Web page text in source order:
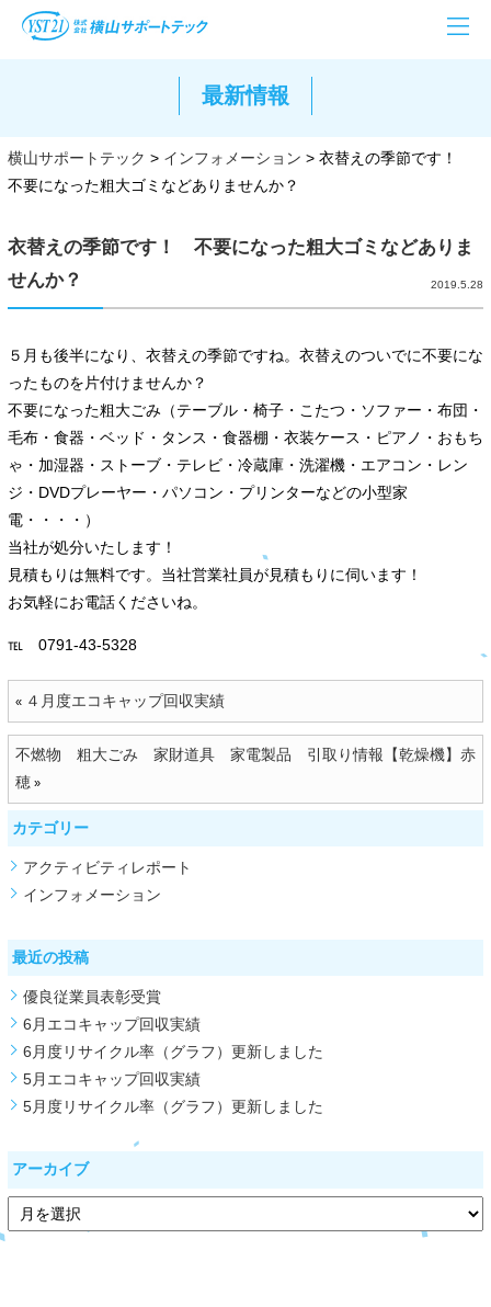
最新情報
横山サポートテック > インフォメーション > 衣替えの季節です！
不要になった粗大ゴミなどありませんか？
衣替えの季節です！ 不要になった粗大ゴミなどありま
せんか？
2019.5.28
５月も後半になり、衣替えの季節ですね。衣替えのついでに不要にな
ったものを片付けませんか？
不要になった粗大ごみ（テーブル・椅子・こたつ・ソファー・布団・
毛布・食器・ベッド・タンス・食器棚・衣装ケース・ピアノ・おもち
ゃ・加湿器・ストーブ・テレビ・冷蔵庫・洗濯機・エアコン・レン
ジ・DVDプレーヤー・パソコン・プリンターなどの小型家
電・・・・）
当社が処分いたします！
見積もりは無料です。当社営業社員が見積もりに伺います！
お気軽にお電話くださいね。
℡ 0791-43-5328
« ４月度エコキャップ回収実績
不燃物 粗大ごみ 家財道具 家電製品 引取り情報【乾燥機】赤
穂 »
カテゴリー
アクティビティレポート
インフォメーション
最近の投稿
優良従業員表彰受賞
6月エコキャップ回収実績
6月度リサイクル率（グラフ）更新しました
5月エコキャップ回収実績
5月度リサイクル率（グラフ）更新しました
アーカイブ